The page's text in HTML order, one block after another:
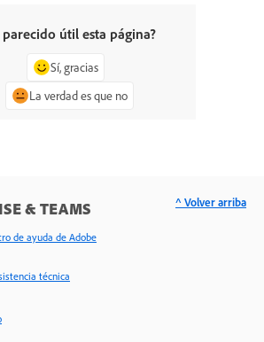
parecido útil esta página?
Sí, gracias
La verdad es que no
& TEAMS
de ayuda de Adobe
técnica
^ Volver arriba